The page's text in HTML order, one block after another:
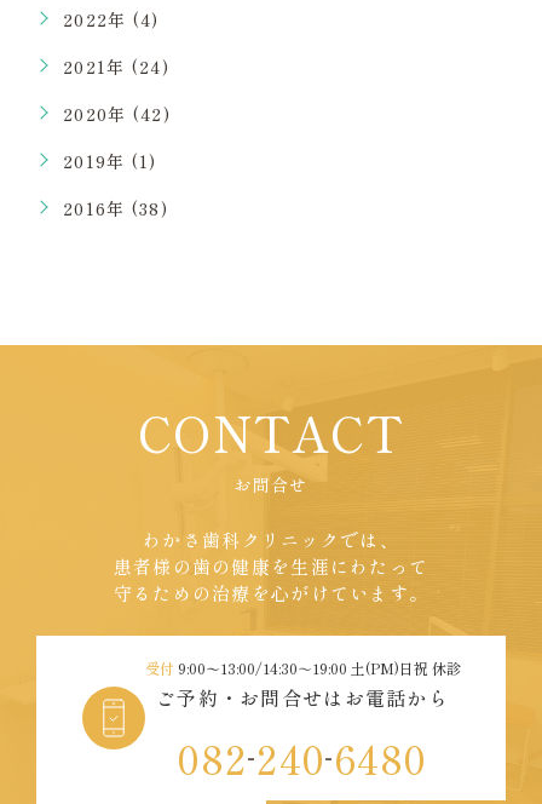
2022年 (4)
2021年 (24)
2020年 (42)
2019年 (1)
2016年 (38)
CONTACT
お問合せ
わかさ歯科クリニックでは、
患者様の歯の健康を生涯にわたって
守るための治療を心がけています。
受付 9:00〜13:00/14:30～19:00 土(PM)日祝 休診
ご予約・お問合せはお電話から
082-240-6480